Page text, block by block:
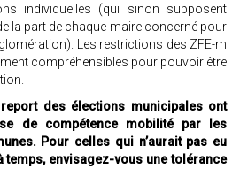
individuelles (qui sinon supposent
la part de chaque maire concerné pour
Les restrictions des ZFE-m
compréhensibles pour pouvoir être
des élections municipales ont
de compétence mobilité par les
Pour celles qui n’aurait pas eu
temps, envisagez-vous une tolérance